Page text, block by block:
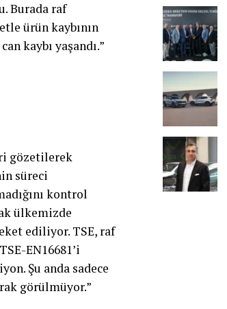
Burada raf
ürün kaybının
kaybı yaşandı.”
gözetilerek
süreci
kontrol
ülkemizde
ediliyor. TSE, raf
EN16681’i
Şu anda sadece
görülmüyor.”